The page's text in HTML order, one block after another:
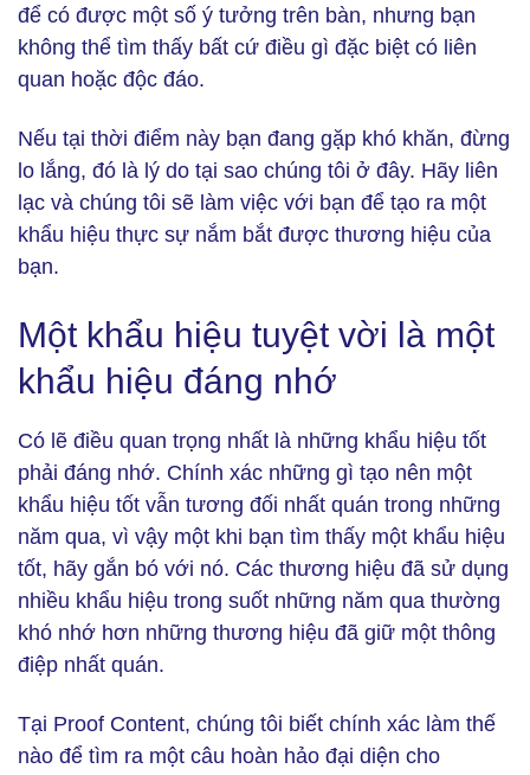
để có được một số ý tưởng trên bàn, nhưng bạn
không thể tìm thấy bất cứ điều gì đặc biệt có liên
quan hoặc độc đáo.
Nếu tại thời điểm này bạn đang gặp khó khăn, đừng
lo lắng, đó là lý do tại sao chúng tôi ở đây. Hãy liên
lạc và chúng tôi sẽ làm việc với bạn để tạo ra một
khẩu hiệu thực sự nắm bắt được thương hiệu của
bạn.
Một khẩu hiệu tuyệt vời là một
khẩu hiệu đáng nhớ
Có lẽ điều quan trọng nhất là những khẩu hiệu tốt
phải đáng nhớ. Chính xác những gì tạo nên một
khẩu hiệu tốt vẫn tương đối nhất quán trong những
năm qua, vì vậy một khi bạn tìm thấy một khẩu hiệu
tốt, hãy gắn bó với nó. Các thương hiệu đã sử dụng
nhiều khẩu hiệu trong suốt những năm qua thường
khó nhớ hơn những thương hiệu đã giữ một thông
điệp nhất quán.
Tại Proof Content, chúng tôi biết chính xác làm thế
nào để tìm ra một câu hoàn hảo đại diện cho